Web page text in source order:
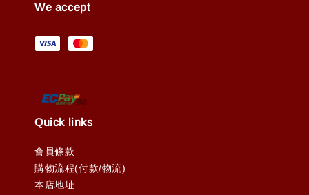
We accept
Quick links
會員條款
購物流程(付款/物流)
本店地址